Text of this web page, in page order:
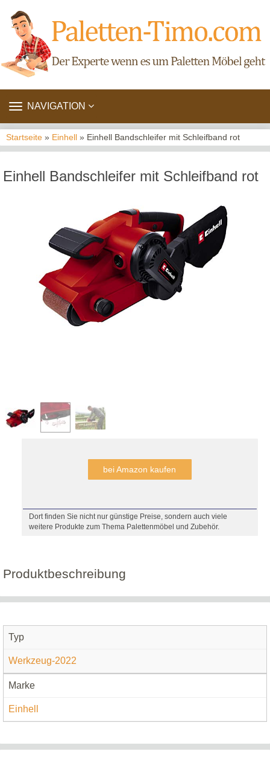
TOGGLE
NAVIGATION
Startseite » Einhell » Einhell Bandschleifer mit Schleifband rot
Einhell Bandschleifer mit Schleifband rot
bei Amazon kaufen
Dort finden Sie nicht nur günstige Preise, sondern auch viele
weitere Produkte zum Thema Palettenmöbel und Zubehör.
Produktbeschreibung
Typ
Werkzeug-2022
Marke
Einhell